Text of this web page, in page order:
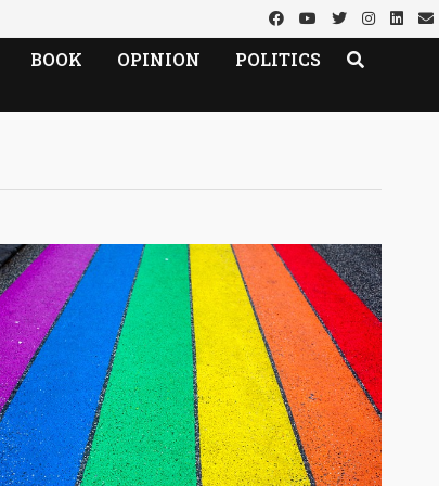
BOOK OPINION POLITICS